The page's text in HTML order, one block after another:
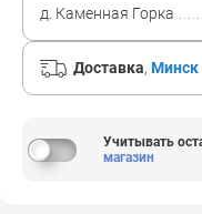
д. Каменная Горка
Доставка, Минск
Учитывать
магазин